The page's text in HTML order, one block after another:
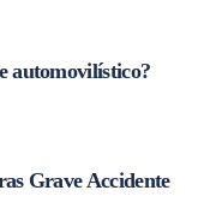
automovilístico?
Grave Accidente